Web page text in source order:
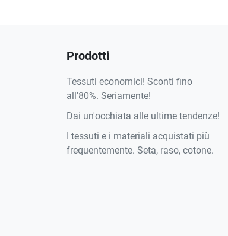
Prodotti
Tessuti economici! Sconti fino
all'80%. Seriamente!
Dai un'occhiata alle ultime tendenze!
I tessuti e i materiali acquistati più
frequentemente. Seta, raso, cotone.